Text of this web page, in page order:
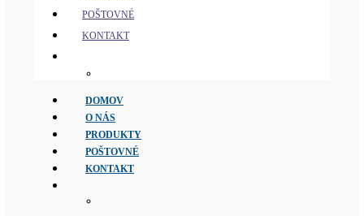
POŠTOVNÉ
KONTAKT
DOMOV
O NÁS
PRODUKTY
POŠTOVNÉ
KONTAKT